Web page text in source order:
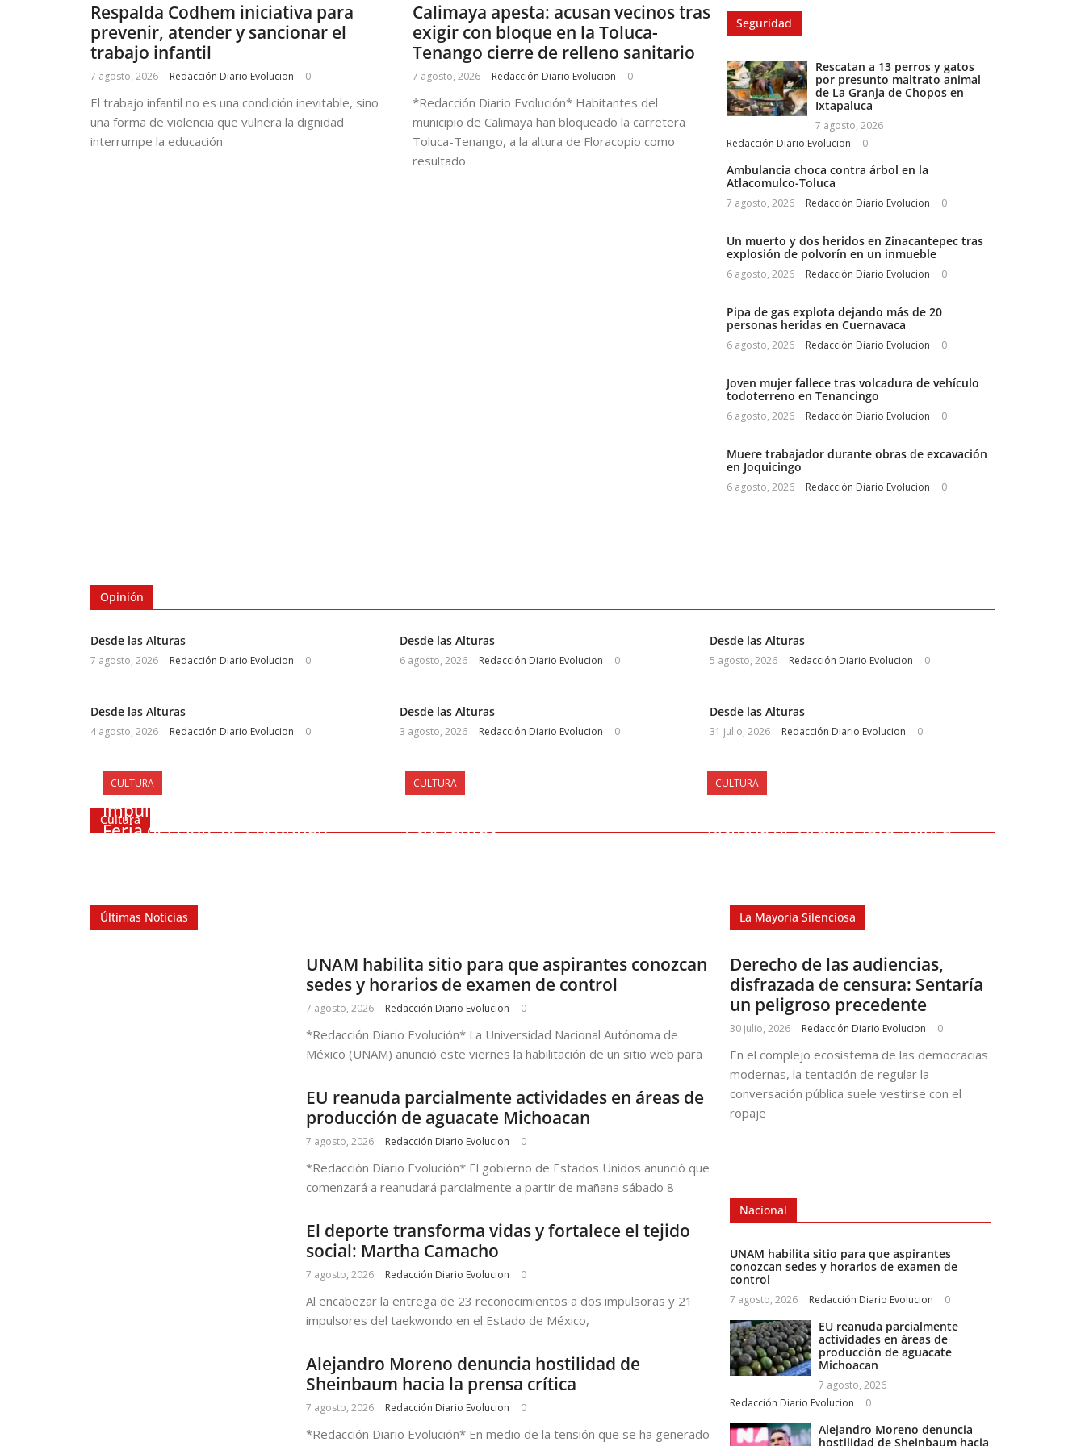
Respalda Codhem iniciativa para
prevenir, atender y sancionar el
trabajo infantil
7 agosto, 2026 Redacción Diario Evolucion 0
El trabajo infantil no es una condición inevitable, sino
una forma de violencia que vulnera la dignidad
interrumpe la educación
Calimaya apesta: acusan vecinos tras
exigir con bloque en la Toluca-
Tenango cierre de relleno sanitario
7 agosto, 2026 Redacción Diario Evolucion 0
*Redacción Diario Evolución* Habitantes del
municipio de Calimaya han bloqueado la carretera
Toluca-Tenango, a la altura de Floracopio como
resultado
Seguridad
Rescatan a 13 perros y gatos
por presunto maltrato animal
de La Granja de Chopos en
Ixtapaluca
7 agosto, 2026
Redacción Diario Evolucion
0
Ambulancia choca contra árbol en la
Atlacomulco-Toluca
7 agosto, 2026 Redacción Diario Evolucion 0
Un muerto y dos heridos en Zinacantepec tras
explosión de polvorín en un inmueble
6 agosto, 2026 Redacción Diario Evolucion 0
Pipa de gas explota dejando más de 20
personas heridas en Cuernavaca
6 agosto, 2026 Redacción Diario Evolucion 0
Joven mujer fallece tras volcadura de vehículo
todoterreno en Tenancingo
6 agosto, 2026 Redacción Diario Evolucion 0
Muere trabajador durante obras de excavación
en Joquicingo
6 agosto, 2026 Redacción Diario Evolucion 0
Opinión
Desde las Alturas
7 agosto, 2026 Redacción Diario Evolucion 0
Desde las Alturas
6 agosto, 2026 Redacción Diario Evolucion 0
Desde las Alturas
5 agosto, 2026 Redacción Diario Evolucion 0
Desde las Alturas
4 agosto, 2026 Redacción Diario Evolucion 0
Desde las Alturas
3 agosto, 2026 Redacción Diario Evolucion 0
Desde las Alturas
31 julio, 2026 Redacción Diario Evolucion 0
Cultura
CULTURA
Impulsa Valentín Martínez la 41.ª
Feria del Elote de Cocotitlán
CULTURA
esperanzas
CULTURA
historia de Grand Plaza Toluca
Últimas Noticias
UNAM habilita sitio para que aspirantes conozcan
sedes y horarios de examen de control
7 agosto, 2026 Redacción Diario Evolucion 0
*Redacción Diario Evolución* La Universidad Nacional Autónoma de
México (UNAM) anunció este viernes la habilitación de un sitio web para
EU reanuda parcialmente actividades en áreas de
producción de aguacate Michoacan
7 agosto, 2026 Redacción Diario Evolucion 0
*Redacción Diario Evolución* El gobierno de Estados Unidos anunció que
comenzará a reanudará parcialmente a partir de mañana sábado 8
El deporte transforma vidas y fortalece el tejido
social: Martha Camacho
7 agosto, 2026 Redacción Diario Evolucion 0
Al encabezar la entrega de 23 reconocimientos a dos impulsoras y 21
impulsores del taekwondo en el Estado de México,
Alejandro Moreno denuncia hostilidad de
Sheinbaum hacia la prensa crítica
7 agosto, 2026 Redacción Diario Evolucion 0
*Redacción Diario Evolución* En medio de la tensión que se ha generado
La Mayoría Silenciosa
Derecho de las audiencias,
disfrazada de censura: Sentaría
un peligroso precedente
30 julio, 2026 Redacción Diario Evolucion 0
En el complejo ecosistema de las democracias
modernas, la tentación de regular la
conversación pública suele vestirse con el
ropaje
Nacional
UNAM habilita sitio para que aspirantes
conozcan sedes y horarios de examen de
control
7 agosto, 2026 Redacción Diario Evolucion 0
EU reanuda parcialmente
actividades en áreas de
producción de aguacate
Michoacan
7 agosto, 2026
Redacción Diario Evolucion
0
Alejandro Moreno denuncia
hostilidad de Sheinbaum hacia